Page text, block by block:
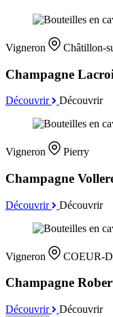
Vigneron Châtillon-
Champagne
Découvrir Découvrir
Vigneron Pierry
Champagne
Découvrir Découvrir
Vigneron COEUR-
Champagne
Découvrir Découvrir